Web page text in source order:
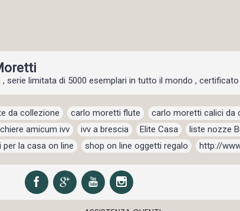
limitata di 5000 esemplari in tutto il mondo ,
da collezione carlo moretti flute carlo moretti calici da
amicum ivv ivv a brescia Elite Casa liste nozze
la casa on line , shop on line oggetti regalo , http://